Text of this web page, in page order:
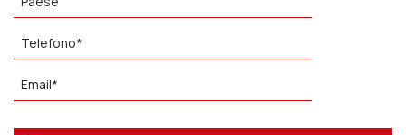
CONTATTI